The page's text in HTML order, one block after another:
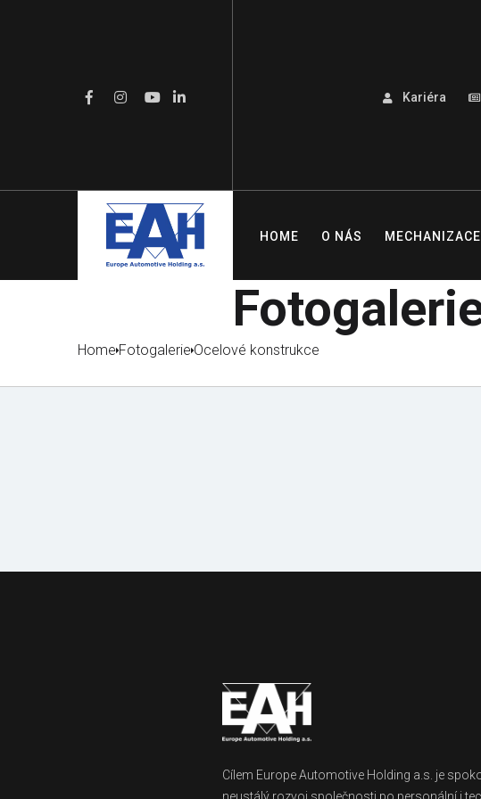
Kariéra
HOME O NÁS MECHANIZACE
Home Fotogalerie Ocelové konstrukce
Cílem Europe Automotive Holding a.s. je
neustálý rozvoj společnosti po personální i